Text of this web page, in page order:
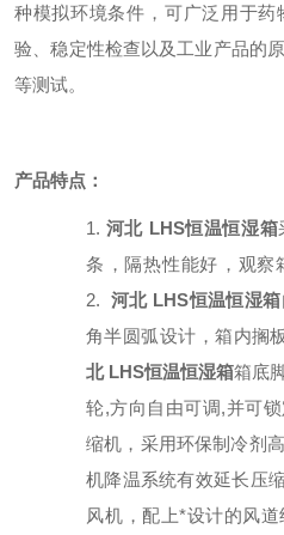
种模拟环境条件，可广泛用于药物
验、稳定性检查以及工业产品的原
等测试。
产品特点：
1. 河北 LHS恒温恒湿箱
条，隔热性能好，观察
2. 河北 LHS恒温恒湿箱
角半圆弧设计，箱内搁
北 LHS恒温恒湿箱箱底
轮,方向自由可调,并可锁定
缩机，采用环保制冷剂
机降温系统有效延长压缩
风机，配上*设计的风